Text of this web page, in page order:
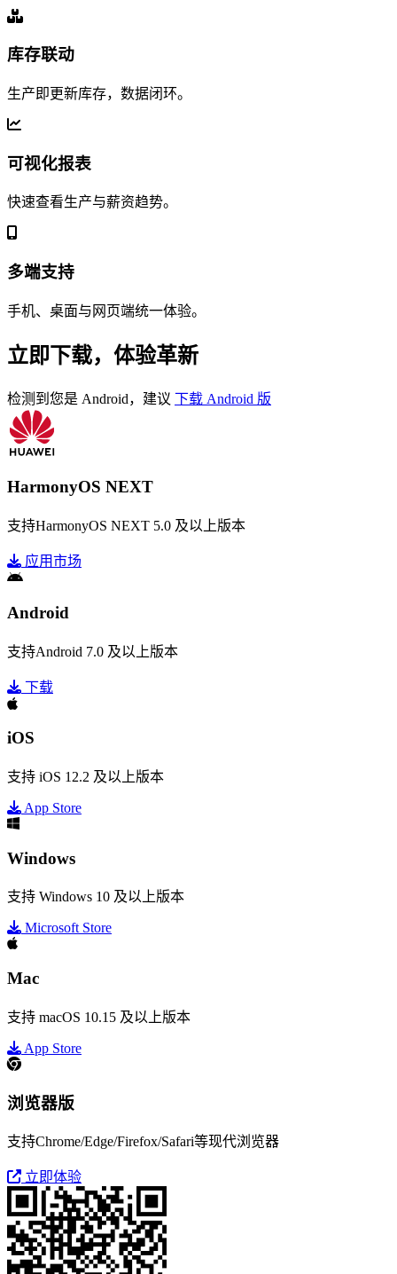
库存联动
生产即更新库存，数据闭环。
可视化报表
快速查看生产与薪资趋势。
多端支持
手机、桌面与网页端统一体验。
立即下载，体验革新
检测到您是 Android，建议 下载 Android 版
HarmonyOS NEXT
支持HarmonyOS NEXT 5.0 及以上版本
应用市场
Android
支持Android 7.0 及以上版本
下载
iOS
支持 iOS 12.2 及以上版本
App Store
Windows
支持 Windows 10 及以上版本
Microsoft Store
Mac
支持 macOS 10.15 及以上版本
App Store
浏览器版
支持Chrome/Edge/Firefox/Safari等现代浏览器
立即体验